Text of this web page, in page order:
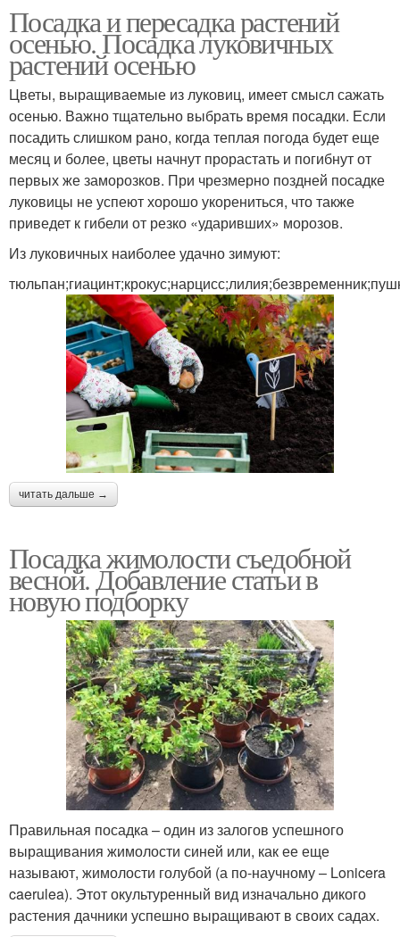
Посадка и пересадка растений
осенью. Посадка луковичных
растений осенью
Цветы, выращиваемые из луковиц, имеет смысл сажать
осенью. Важно тщательно выбрать время посадки. Если
посадить слишком рано, когда теплая погода будет еще
месяц и более, цветы начнут прорастать и погибнут от
первых же заморозков. При чрезмерно поздней посадке
луковицы не успеют хорошо укорениться, что также
приведет к гибели от резко «ударивших» морозов.
Из луковичных наиболее удачно зимуют:
читать дальше →
Посадка жимолости съедобной
весной. Добавление статьи в
новую подборку
Правильная посадка – один из залогов успешного
выращивания жимолости синей или, как ее еще
называют, жимолости голубой (а по-научному – Lonicera
caerulea). Этот окультуренный вид изначально дикого
растения дачники успешно выращивают в своих садах.